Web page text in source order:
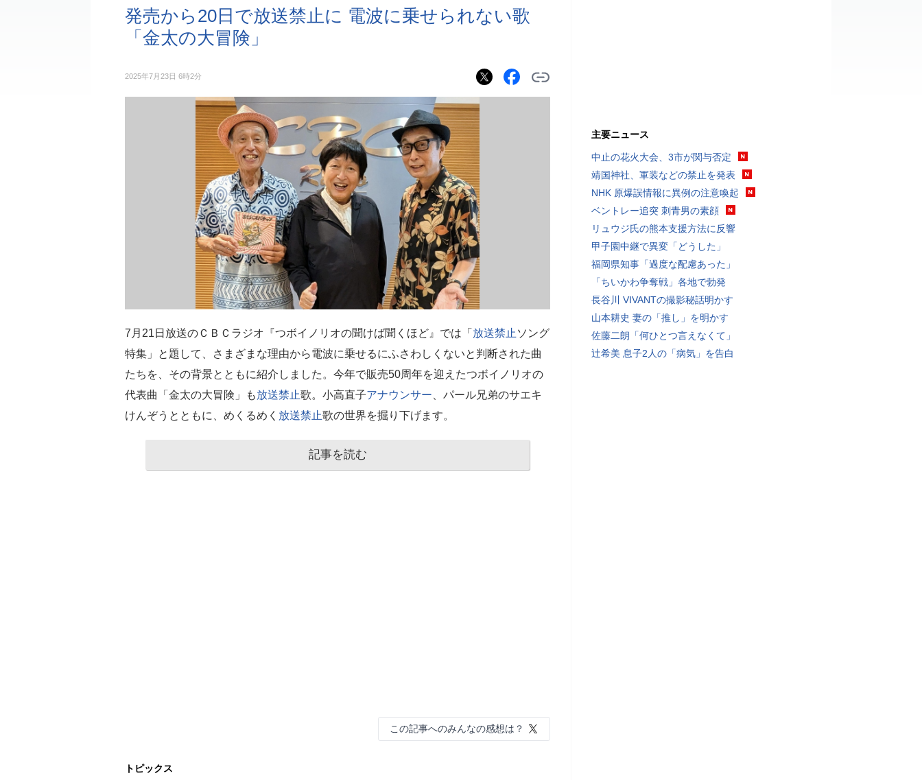
発売から20日で放送禁止に 電波に乗せられない歌
「金太の大冒険」
2025年7月23日 6時2分
7月21日放送のＣＢＣラジオ『つボイノリオの聞けば聞くほど』では「 放送禁止 ソング
特集」と題して、さまざまな理由から電波に乗せるにふさわしくないと判断された曲
たちを、その背景とともに紹介しました。今年で販売50周年を迎えたつボイノリオの
代表曲「金太の大冒険」も放送禁止歌。小高直子アナウンサー 、パール兄弟のサエキ
けんぞうとともに、めくるめく 放送禁止歌の世界を掘り下げます。
記事を読む
この記事へのみんなの感想は？
トピックス
主要ニュース
中止の花火大会、3市が関与否定
靖国神社、軍装などの禁止を発表
NHK 原爆誤情報に異例の注意喚起
ベントレー追突 刺青男の素顔
リュウジ氏の熊本支援方法に反響
甲子園中継で異変「どうした」
福岡県知事「過度な配慮あった」
「ちいかわ争奪戦」各地で勃発
長谷川 VIVANTの撮影秘話明かす
山本耕史 妻の「推し」を明かす
佐藤二朗「何ひとつ言えなくて」
辻希美 息子2人の「病気」を告白